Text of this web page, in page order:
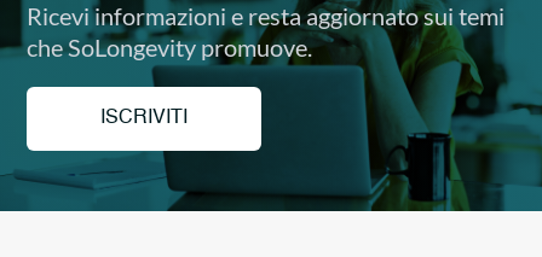
Ricevi informazioni e resta aggiornato sui temi
che SoLongevity promuove.
ISCRIVITI